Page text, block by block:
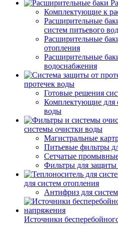
Комплектующие к
Расширительные
систем питьевого
Расширительные
отопления
Расширительные
водоснабжения
протечек воды
Готовые решения
Комплектующие для
воды
системы очистки воды
Магистральные
Питьевые фильтры
Сетчатые
Фильтры для защиты
для систем отопления
Антифриз для
Источники